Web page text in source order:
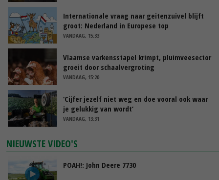
Internationale vraag naar geitenzuivel blijft
groot: Nederland in Europese top
VANDAAG, 15:33
Vlaamse varkensstapel krimpt, pluimveesector
groeit door schaalvergroting
VANDAAG, 15:20
‘Cijfer jezelf niet weg en doe vooral ook waar
je gelukkig van wordt’
VANDAAG, 13:31
NIEUWSTE VIDEO'S
POAH!: John Deere 7730